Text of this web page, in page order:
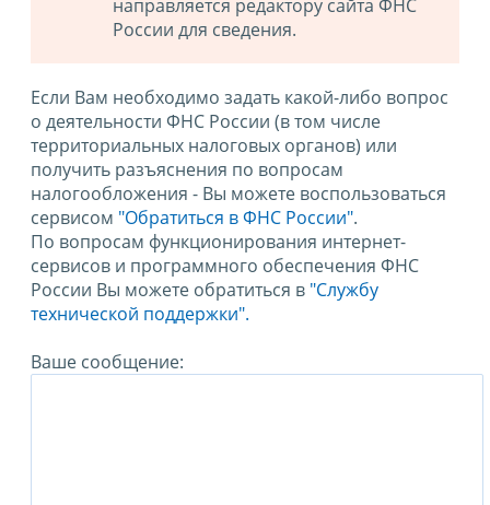
направляется редактору сайта ФНС
России для сведения.
Если Вам необходимо задать какой-либо вопрос
о деятельности ФНС России (в том числе
территориальных налоговых органов) или
получить разъяснения по вопросам
налогообложения - Вы можете воспользоваться
сервисом "Обратиться в ФНС России".
По вопросам функционирования интернет-
сервисов и программного обеспечения ФНС
России Вы можете обратиться в "Службу
технической поддержки".
Ваше сообщение: